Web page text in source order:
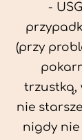
-
(przy
trzustką,
nie
nigdy nie